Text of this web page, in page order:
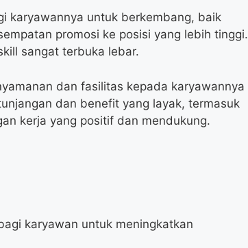
karyawannya untuk berkembang, baik
promosi ke posisi yang lebih tinggi.
sangat terbuka lebar.
dan fasilitas kepada karyawannya
dan benefit yang layak, termasuk
kerja yang positif dan mendukung.
karyawan untuk meningkatkan